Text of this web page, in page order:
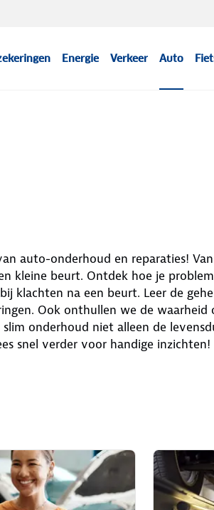
Energie Verkeer Auto
auto-onderhoud en reparaties!
kleine beurt. Ontdek hoe je
klachten na een beurt. Leer de
Ook onthullen we de
onderhoud niet alleen de
snel verder voor handige inzichten!